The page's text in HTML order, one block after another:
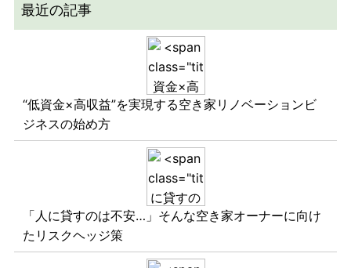
最近の記事
“低資金×高収益”を実現する空き家リノベーションビ
ジネスの始め方
「人に貸すのは不安…」そんな空き家オーナーに向け
たリスクヘッジ策